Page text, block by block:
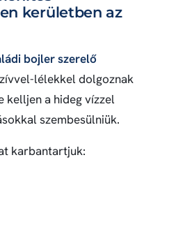
kerületben az
bojler szerelő
lélekkel dolgoznak
kelljen a hideg vízzel
szembesülniük.
karbantartjuk: